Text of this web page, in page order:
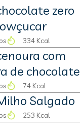
zero
334 Kcal
com
de chocolate
74 Kcal
Salgado
253 Kcal